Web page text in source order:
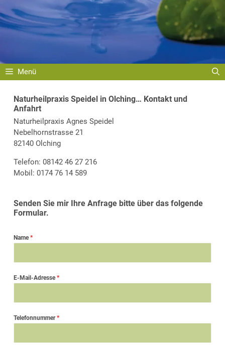
Menü
Naturheilpraxis Speidel in Olching… Kontakt und
Anfahrt
Naturheilpraxis Agnes Speidel
Nebelhornstrasse 21
82140 Olching
Telefon: 08142 46 27 216
Mobil: 0174 76 14 589
Senden Sie mir Ihre Anfrage bitte über das folgende
Formular.
Name*
E-Mail-Adresse*
Telefonnummer*